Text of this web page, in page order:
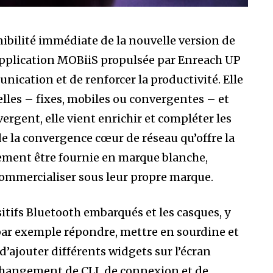
immédiate de la nouvelle version de
MOBiiS propulsée par Enreach UP
et de renforcer la productivité. Elle
– fixes, mobiles ou convergentes – et
elle vient enrichir et compléter les
la convergence cœur de réseau qu’offre la
être fournie en marque blanche,
sous leur propre marque.
Bluetooth embarqués et les casques, y
exemple répondre, mettre en sourdine et
différents widgets sur l’écran